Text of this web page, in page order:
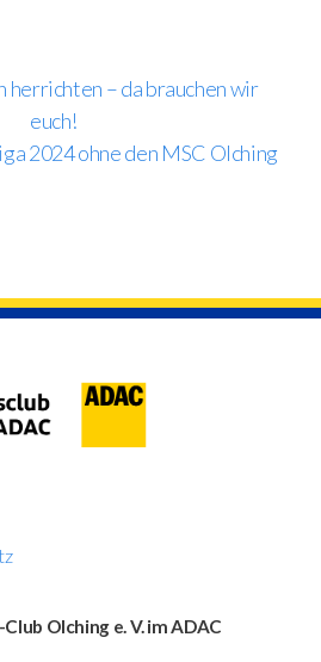
herrichten – da brauchen wir
euch!
2024 ohne den MSC Olching
Olching e. V. im ADAC